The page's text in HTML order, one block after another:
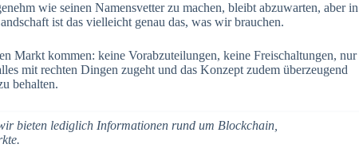
wie seinen Namensvetter zu machen, bleibt abzuwarten, aber in
ist das vielleicht genau das, was wir brauchen.
Markt kommen: keine Vorabzuteilungen, keine Freischaltungen, nur
mit rechten Dingen zugeht und das Konzept zudem überzeugend
behalten.
bieten lediglich Informationen rund um Blockchain,